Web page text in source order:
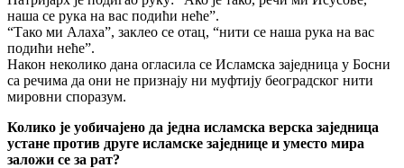
наша се рука на вас подићи неће”.
“Тако ми Алаха”, заклео се отац, “нити се наша рука на вас
подићи нећe”.
Након неколико дана огласила се Исламска заједница у Босни
са речима да они не признају ни муфтију београдског нити
мировни споразум.
Колико је уобичајено да једна исламска верска заједница
устане против друге исламске заједнице и уместо мира
заложи се за рат?